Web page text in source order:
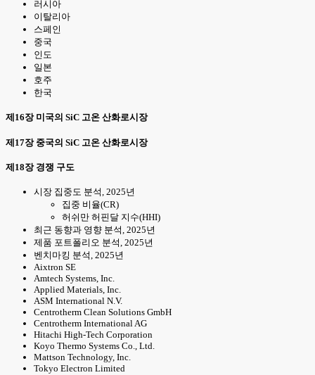
러시아
이탈리아
스페인
중국
인도
일본
호주
한국
제16장 미국의 SiC 고온 산화로시장
제17장 중국의 SiC 고온 산화로시장
제18장 경쟁 구도
시장 집중도 분석, 2025년
집중 비율(CR)
허쉬만 허핀달 지수(HHI)
최근 동향과 영향 분석, 2025년
제품 포트폴리오 분석, 2025년
벤치마킹 분석, 2025년
Aixtron SE
Amtech Systems, Inc.
Applied Materials, Inc.
ASM International N.V.
Centrotherm Clean Solutions GmbH
Centrotherm International AG
Hitachi High-Tech Corporation
Koyo Thermo Systems Co., Ltd.
Mattson Technology, Inc.
Tokyo Electron Limited